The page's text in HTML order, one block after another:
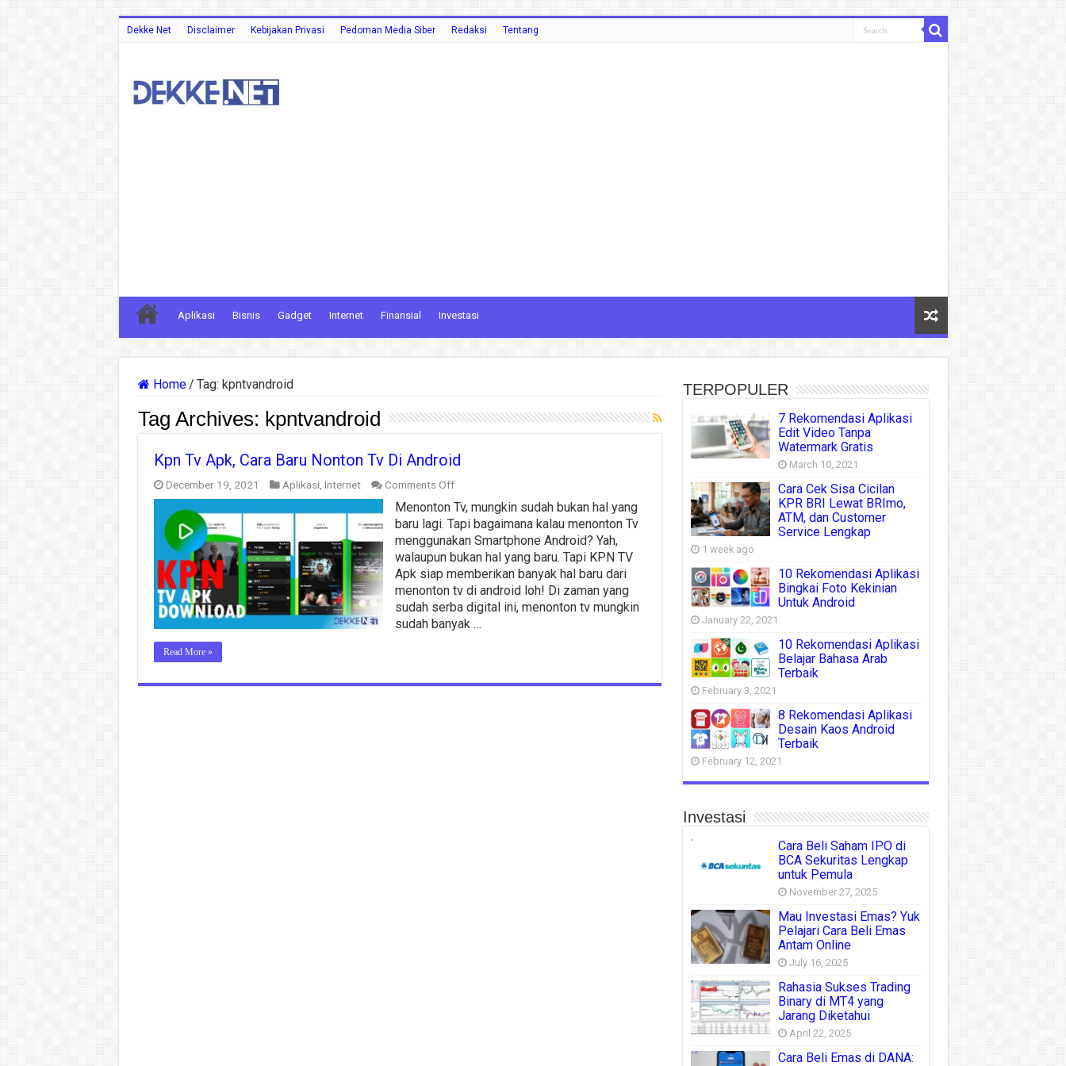
Dekke Net Disclaimer Kebijakan Privasi Pedoman Media Siber Redaksi Tentang
Aplikasi Bisnis Gadget Internet Finansial Investasi
Home/ Tag: kpntvandroid
Tag Archives: kpntvandroid
Kpn Tv Apk, Cara Baru Nonton Tv Di Android
December 19, 2021 Aplikasi, Internet Comments Offon
Tv
Apk,
Cara
Baru
Nonton
Tv
Di
Android
Menonton Tv, mungkin sudah bukan hal yang
baru lagi. Tapi bagaimana kalau menonton Tv
menggunakan Smartphone Android? Yah,
walaupun bukan hal yang baru. Tapi KPN TV
Apk siap memberikan banyak hal baru dari
menonton tv di android loh! Di zaman yang
sudah serba digital ini, menonton tv mungkin
sudah banyak …
Read More »
TERPOPULER
7 Rekomendasi Aplikasi
Edit Video Tanpa
Watermark Gratis
March 10, 2021
Cara Cek Sisa Cicilan
KPR BRI Lewat BRImo,
ATM, dan Customer
Service Lengkap
1 week ago
10 Rekomendasi Aplikasi
Bingkai Foto Kekinian
Untuk Android
January 22, 2021
10 Rekomendasi Aplikasi
Belajar Bahasa Arab
Terbaik
February 3, 2021
8 Rekomendasi Aplikasi
Desain Kaos Android
Terbaik
February 12, 2021
Investasi
Cara Beli Saham IPO di
BCA Sekuritas Lengkap
untuk Pemula
November 27, 2025
Mau Investasi Emas? Yuk
Pelajari Cara Beli Emas
Antam Online
July 16, 2025
Rahasia Sukses Trading
Binary di MT4 yang
Jarang Diketahui
April 22, 2025
Cara Beli Emas di DANA: